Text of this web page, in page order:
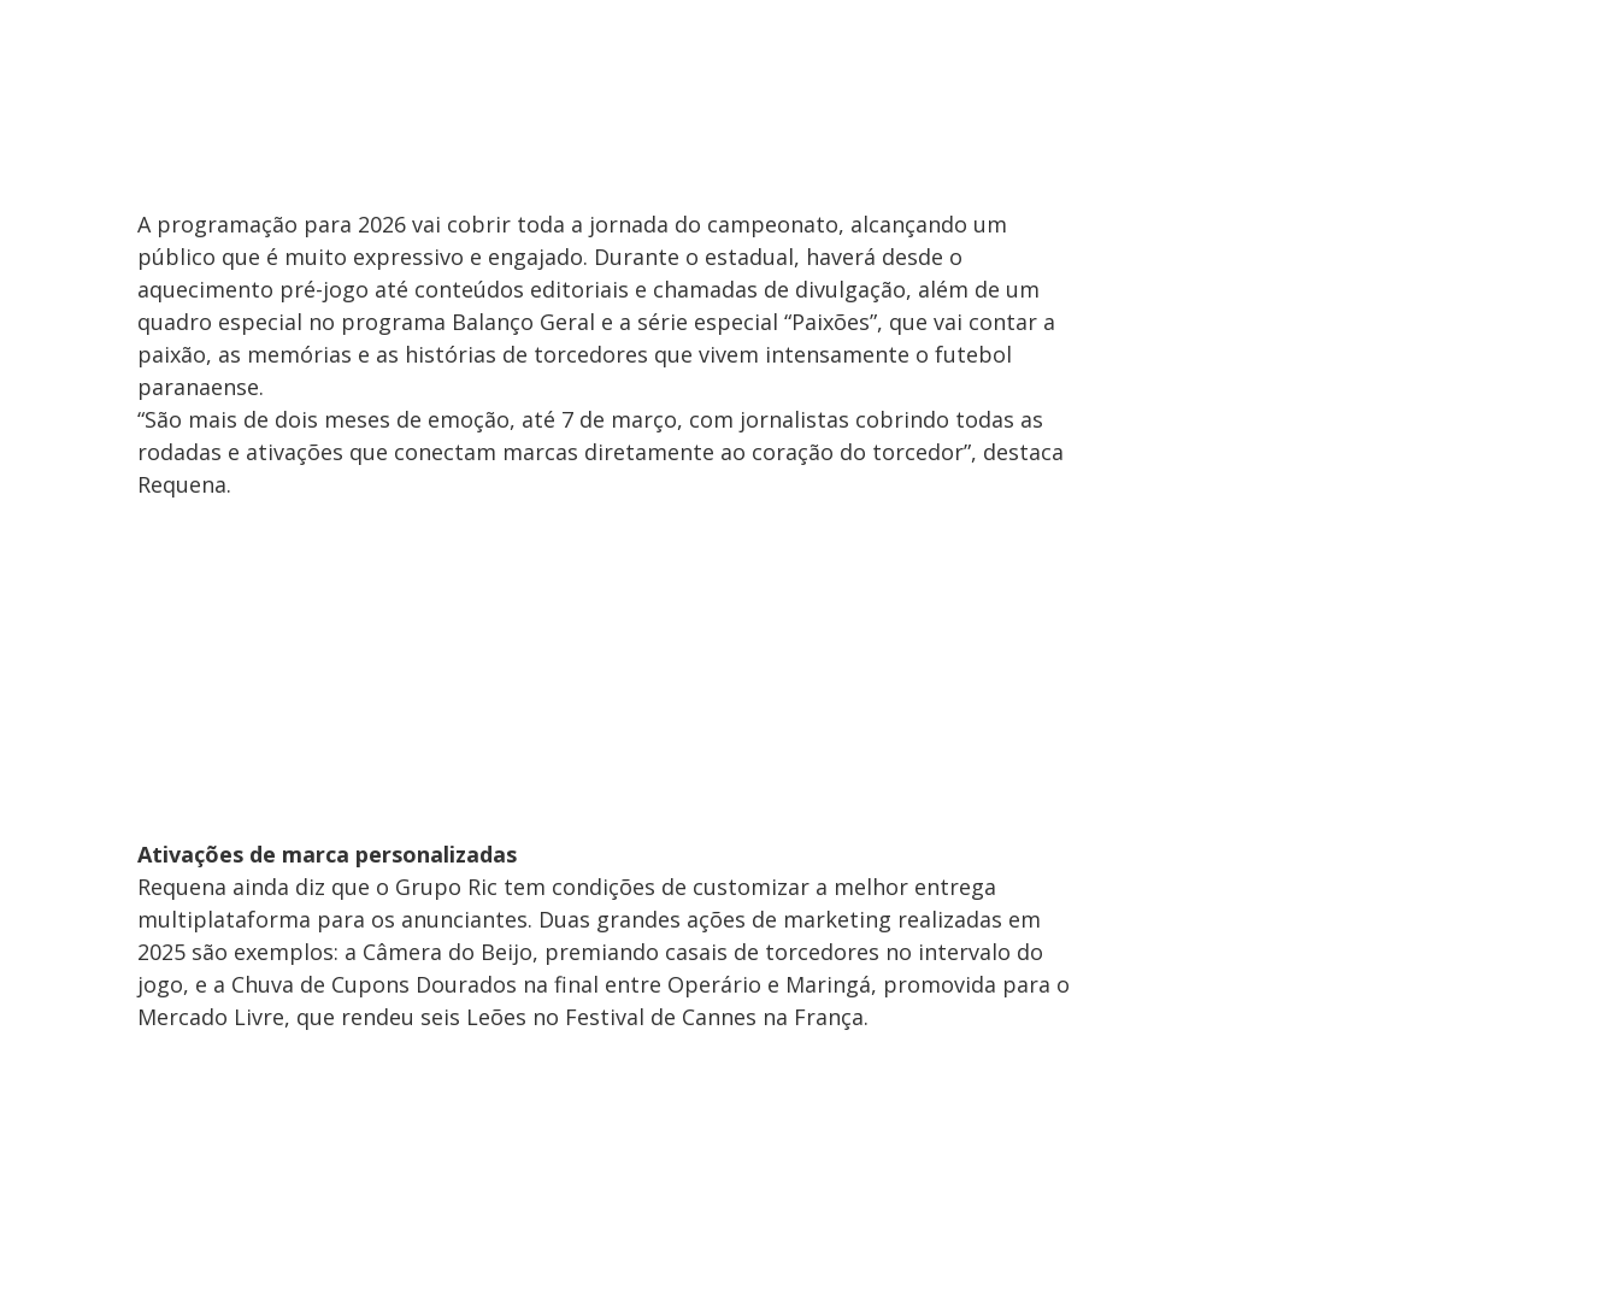
A programação para 2026 vai cobrir toda a jornada do campeonato, alcançando um
público que é muito expressivo e engajado. Durante o estadual, haverá desde o
aquecimento pré-jogo até conteúdos editoriais e chamadas de divulgação, além de um
quadro especial no programa Balanço Geral e a série especial “Paixões”, que vai contar a
paixão, as memórias e as histórias de torcedores que vivem intensamente o futebol
paranaense.
“São mais de dois meses de emoção, até 7 de março, com jornalistas cobrindo todas as
rodadas e ativações que conectam marcas diretamente ao coração do torcedor”, destaca
Requena.
Ativações de marca personalizadas
Requena ainda diz que o Grupo Ric tem condições de customizar a melhor entrega
multiplataforma para os anunciantes. Duas grandes ações de marketing realizadas em
2025 são exemplos: a Câmera do Beijo, premiando casais de torcedores no intervalo do
jogo, e a Chuva de Cupons Dourados na final entre Operário e Maringá, promovida para o
Mercado Livre, que rendeu seis Leões no Festival de Cannes na França.